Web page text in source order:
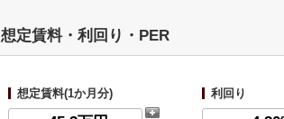
想定賃料・利回り・PER
想定賃料(1か月分) 利回り